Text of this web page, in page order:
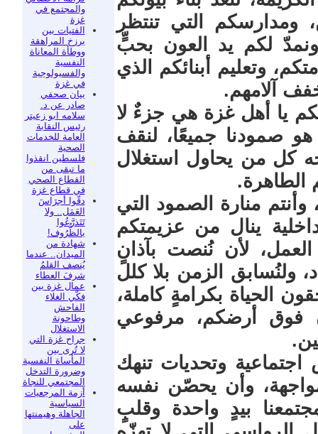
والمجتمع في
غزة
الفتيات بين
برزخ المراهقة
ووطأة المعاناة
النفسية
والفسيولوجية
في غزة
بيان صحفي
صادر عن د.
سلامه ابو زعيتر
رئيس النقابة
العامة للخدمات
الصحية
فلسطين انقذوا
ما تبقى من
القطاع الصحي
في قطاع غزة
دقّوا أجرَاسَ
العَمَل.. ولا
تَتَذرَّعُوا
بالظُّرُوف!
شهادة من
الميدان.. عندما
يُنصف القلمُ
شرفَ العطاء
عمال غزة بين
فكّي الغلاء
الفاحش
وطاحونة
الاستغلال
جراح غزة التي
لا تُرى بين
المأساة النفسية
وضرورة التدخل
المجتمعي للنجاة
أزمة المرجعيات
السياسية
الجاهلة وهيمنتها
على
ومدارسكم التي تنتظر
ونمدّ لكم يد العون بحبٍّ
وتعليم أبنائكم الذي
آلامهم.
يا أهل غزة هي جزءٌ لا
صمودنا جميعًا، لنقف
كل من يحاول استغلال
الطاهرة.
منارة الصمود التي
ينال من عزيمتكم
لأن نُنصت بآذانٍ
ولنُسابق الزمن بلا كلل
الحياة بكرامةٍ كاملة،
فوق أرضكم، مرفوعي
وتحديات تنهك
وأن يحصّن نفسه
بيدٍ واحدة وقلبٍ